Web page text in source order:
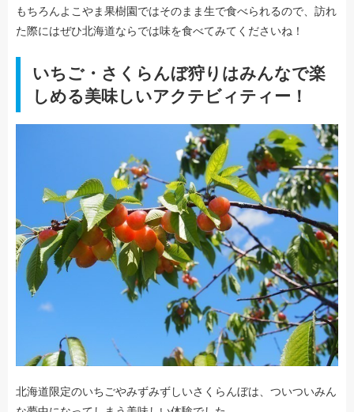
もちろんよこやま果樹園ではそのまま生で食べられるので、訪れ
た際にはぜひ北海道ならでは味を食べてみてくださいね！
いちご・さくらんぼ狩りはみんなで楽
しめる美味しいアクテビィティー！
北海道限定のいちごやみずみずしいさくらんぼは、ついついみん